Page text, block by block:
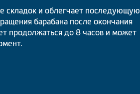
складок и облегчает последующую
барабана после окончания
продолжаться до 8 часов и может